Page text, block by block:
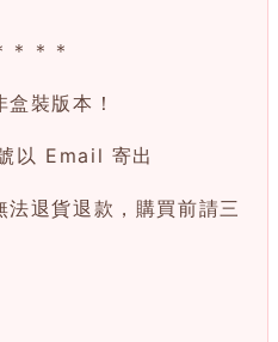
＊＊
裝版本！
以 Email 寄出
退貨退款，購買前請三